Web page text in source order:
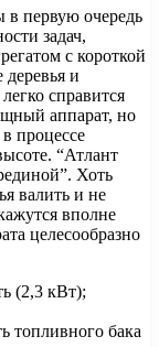
первую очередь
задач,
с короткой
и
справится
аппарат, но
процессе
“Атлант
Хоть
валить и не
вполне
целесообразно
(2,3 кВт);
топливного бака